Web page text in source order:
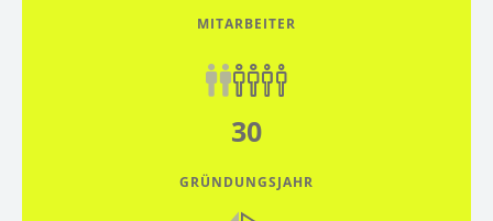
MITARBEITER
30
GRÜNDUNGSJAHR